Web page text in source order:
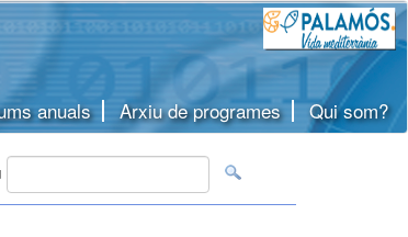
anuals Arxiu de programes Qui som?